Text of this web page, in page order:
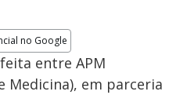
no Google
entre APM
Medicina), em parceria